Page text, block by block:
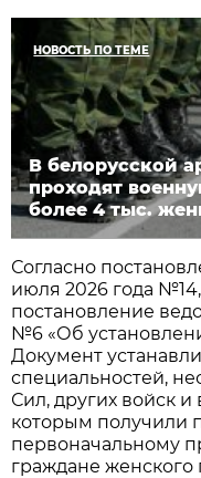
НОВОСТЬ ПО ТЕМЕ
В белорусской
проходят
более 4 тыс.
Согласно
июля 2026 года
постановление
№6 «Об
Документ
специальностей,
Сил, других войск
которым получили
первоначальному
граждане женского